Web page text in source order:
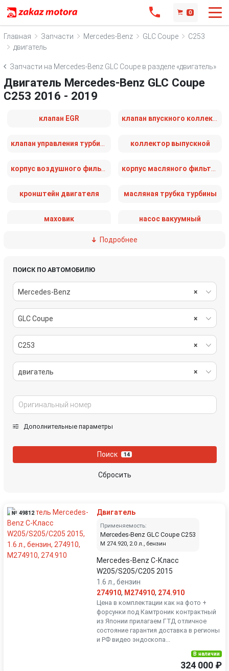
0
Главная Запчасти Mercedes-Benz GLC Coupe
C253
двигатель
Запчасти на Mercedes-Benz GLC Coupe в разделе «двигатель»
Двигатель Mercedes-Benz GLC Coupe
C253 2016 - 2019
клапан EGR
коллектор выпускной
корпус воздушного фильтра
кронштейн двигателя масляная трубка турбины
маховик насос вакуумный
патрубок интеркулера
помпа
форсунка
Подробнее
ПОИСК ПО АВТОМОБИЛЮ
×
Mercedes-Benz
×
GLC Coupe
×
C253
×
двигатель
Дополнительные параметры
Поиск 14
Сбросить
№ 49812 Двигатель
Применяемость:
Mercedes-Benz GLC Coupe C253
M 274.920, 2.0 л., бензин
Mercedes-Benz C-Класс
W205/S205/C205 2015
1.6 л., бензин
274910, M274910, 274.910
Цена в комплектации как на фото +
форсунки под Камтроник контрактный
из Японии прилагаем ГТД отличное
состояние гарантия доставка в регионы
и РФ видео эндоскопа...
В наличии
324 000 ₽